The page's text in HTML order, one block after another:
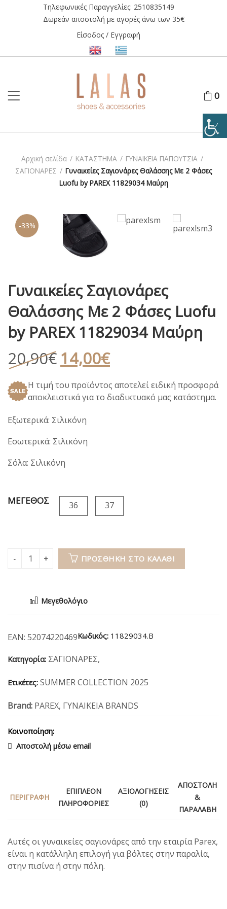
Τηλεφωνικές Παραγγελίες: 2510835149
Δωρεάν αποστολή με αγορές άνω των 35€
Είσοδος / Εγγραφή
0
Αρχική σελίδα / ΚΑΤΑΣΤΗΜΑ / ΓΥΝΑΙΚΕΙΑ ΠΑΠΟΥΤΣΙΑ /
ΣΑΓΙΟΝΑΡΕΣ / Γυναικείες Σαγιονάρες Θαλάσσης Με 2 Φάσες
Luofu by PAREX 11829034 Μαύρη
-33%
Γυναικείες Σαγιονάρες
Θαλάσσης Με 2 Φάσες Luofu
by PAREX 11829034 Μαύρη
20,90€ Original
price
was:
20,90€.
14,00€Η
τρέχουσα
τιμή
είναι:
Η τιμή του προϊόντος αποτελεί ειδική προσφορά
αποκλειστικά για το διαδικτυακό μας κατάστημα.
Εξωτερικά: Σιλικόνη
Εσωτερικά: Σιλικόνη
Σόλα: Σιλικόνη
ΜΕΓΕΘΟΣ 36 37
ΠΡΟΣΘΉΚΗ ΣΤΟ ΚΑΛΆΘΙ
Μεγεθολόγιο
EAN: 52074220469Κωδικός: 11829034.B
Κατηγορία: ΣΑΓΙΟΝΑΡΕΣ,
Ετικέτες: SUMMER COLLECTION 2025
Brand: PAREX, ΓΥΝΑΙΚΕΙΑ BRANDS
Κοινοποίηση:
Αποστολή μέσω email
ΠΕΡΙΓΡΑΦΉ
ΕΠΙΠΛΈΟΝ
ΠΛΗΡΟΦΟΡΊΕΣ
ΑΞΙΟΛΟΓΉΣΕΙΣ
(0)
ΑΠΟΣΤΟΛΉ
&
ΠΑΡΑΛΑΒΉ
Αυτές οι γυναικείες σαγιονάρες από την εταιρία Parex,
είναι η κατάλληλη επιλογή για βόλτες στην παραλία,
στην πισίνα ή στην πόλη.